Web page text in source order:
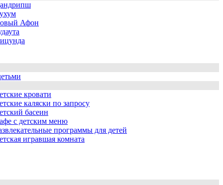
Афон
кровати
каляски по запросу
басеин
с детским меню
программы для детей
игравшая комната